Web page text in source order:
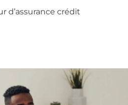
d’assurance crédit